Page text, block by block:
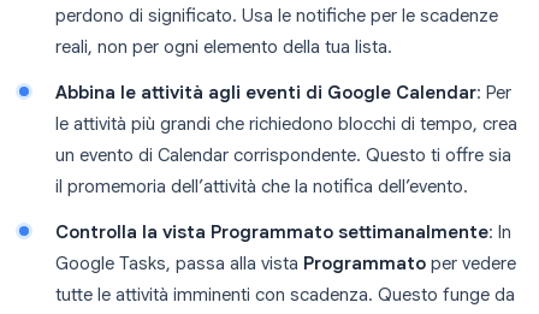
perdono di significato. Usa le notifiche per le scadenze
reali, non per ogni elemento della tua lista.
Abbina le attività agli eventi di Google Calendar: Per
le attività più grandi che richiedono blocchi di tempo, crea
un evento di Calendar corrispondente. Questo ti offre sia
il promemoria dell’attività che la notifica dell’evento.
Controlla la vista Programmato settimanalmente: In
Google Tasks, passa alla vista Programmato per vedere
tutte le attività imminenti con scadenza. Questo funge da